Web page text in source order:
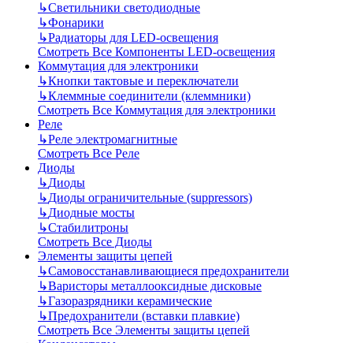
↳Светильники светодиодные
↳Фонарики
↳Радиаторы для LED-освещения
Смотреть Все Компоненты LED-освещения
Коммутация для электроники
↳Кнопки тактовые и переключатели
↳Клеммные соединители (клеммники)
Смотреть Все Коммутация для электроники
Реле
↳Реле электромагнитные
Смотреть Все Реле
Диоды
↳Диоды
↳Диоды ограничительные (suppressors)
↳Диодные мосты
↳Стабилитроны
Смотреть Все Диоды
Элементы защиты цепей
↳Самовосстанавливающиеся предохранители
↳Варисторы металлооксидные дисковые
↳Газоразрядники керамические
↳Предохранители (вставки плавкие)
Смотреть Все Элементы защиты цепей